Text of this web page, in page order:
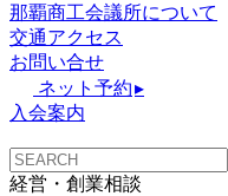
那覇商工会議所について
交通アクセス
お問い合せ
ネット予約▸
入会案内
経営・創業相談